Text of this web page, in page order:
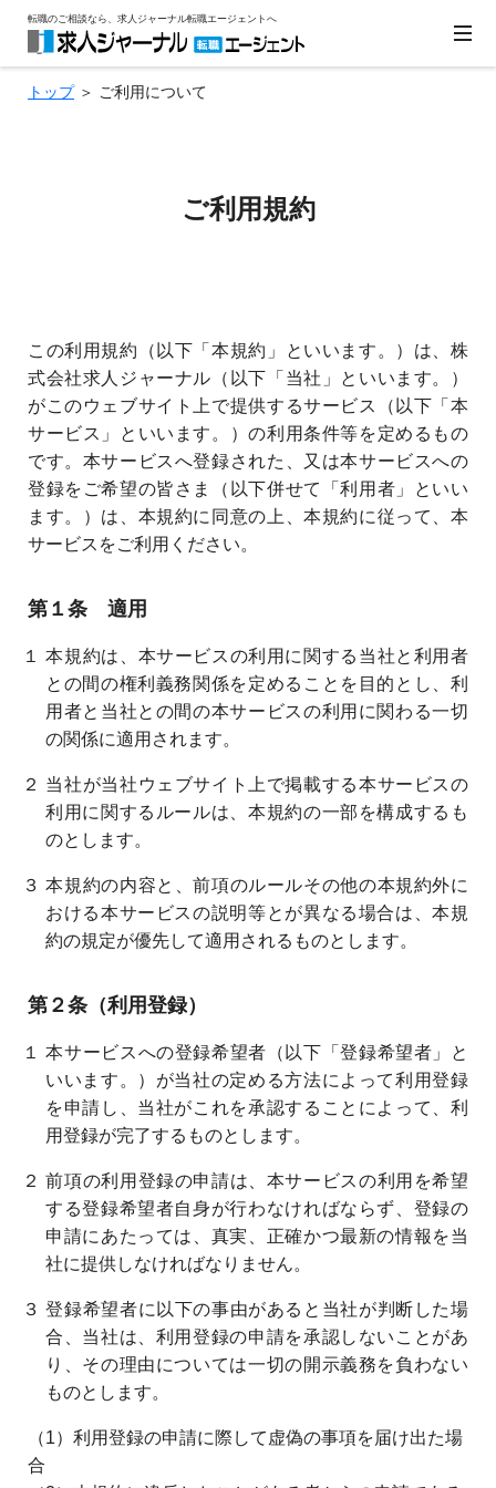
転職のご相談なら、求人ジャーナル転職エージェントへ
トップ＞ ご利用について
ご利用規約
この利用規約（以下「本規約」といいます。）は、株
式会社求人ジャーナル（以下「当社」といいます。）
がこのウェブサイト上で提供するサービス（以下「本
サービス」といいます。）の利用条件等を定めるもの
です。本サービスへ登録された、又は本サービスへの
登録をご希望の皆さま（以下併せて「利用者」といい
ます。）は、本規約に同意の上、本規約に従って、本
サービスをご利用ください。
第１条 適用
１ 本規約は、本サービスの利用に関する当社と利用者
との間の権利義務関係を定めることを目的とし、利
用者と当社との間の本サービスの利用に関わる一切
の関係に適用されます。
２ 当社が当社ウェブサイト上で掲載する本サービスの
利用に関するルールは、本規約の一部を構成するも
のとします。
３ 本規約の内容と、前項のルールその他の本規約外に
おける本サービスの説明等とが異なる場合は、本規
約の規定が優先して適用されるものとします。
第２条（利用登録）
１ 本サービスへの登録希望者（以下「登録希望者」と
いいます。）が当社の定める方法によって利用登録
を申請し、当社がこれを承認することによって、利
用登録が完了するものとします。
２ 前項の利用登録の申請は、本サービスの利用を希望
する登録希望者自身が行わなければならず、登録の
申請にあたっては、真実、正確かつ最新の情報を当
社に提供しなければなりません。
３ 登録希望者に以下の事由があると当社が判断した場
合、当社は、利用登録の申請を承認しないことがあ
り、その理由については一切の開示義務を負わない
ものとします。
（1）利用登録の申請に際して虚偽の事項を届け出た場
合